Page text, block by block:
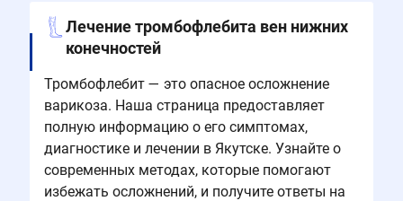
Лечение тромбофлебита вен нижних
конечностей
Тромбофлебит — это опасное осложнение
варикоза. Наша страница предоставляет
полную информацию о его симптомах,
диагностике и лечении в Якутске. Узнайте о
современных методах, которые помогают
избежать осложнений, и получите ответы на